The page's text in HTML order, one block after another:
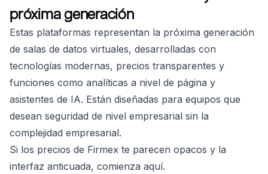
próxima generación
Estas plataformas representan la próxima generación
de salas de datos virtuales, desarrolladas con
tecnologías modernas, precios transparentes y
funciones como analíticas a nivel de página y
asistentes de IA. Están diseñadas para equipos que
desean seguridad de nivel empresarial sin la
complejidad empresarial.
Si los precios de Firmex te parecen opacos y la
interfaz anticuada, comienza aquí.